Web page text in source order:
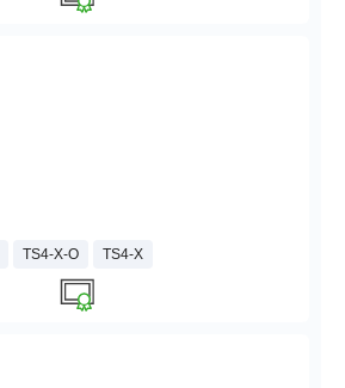
TS4-X-O TS4-X